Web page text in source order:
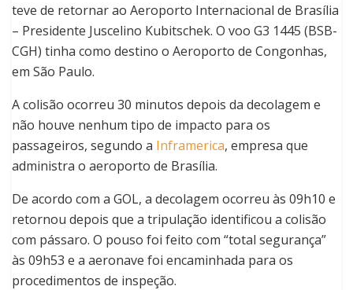
teve de retornar ao Aeroporto Internacional de Brasília
– Presidente Juscelino Kubitschek. O voo G3 1445 (BSB-
CGH) tinha como destino o Aeroporto de Congonhas,
em São Paulo.
A colisão ocorreu 30 minutos depois da decolagem e
não houve nenhum tipo de impacto para os
passageiros, segundo a Inframerica, empresa que
administra o aeroporto de Brasília.
De acordo com a GOL, a decolagem ocorreu às 09h10 e
retornou depois que a tripulação identificou a colisão
com pássaro. O pouso foi feito com “total segurança”
às 09h53 e a aeronave foi encaminhada para os
procedimentos de inspeção.